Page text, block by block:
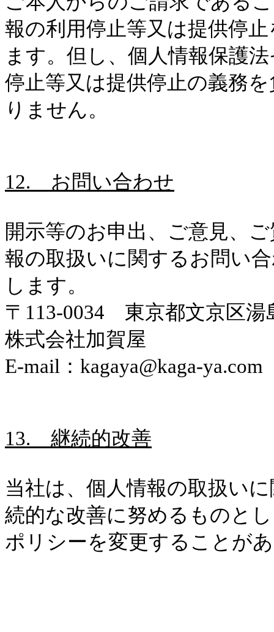
報の利用停止等又は提供停
ます。但し、個人情報保護
停止等又は提供停止の義務
りません。
12. お問い合わせ
開示等のお申出、ご意見、
報の取扱いに関するお問い
します。
〒 113-0034 東京都文京区湯
株式会社加賀屋
E-mail ： kagaya@kaga-ya.com
13. 継続的改善
当社は、個人情報の取扱い
続的な改善に努めるものと
ポリシーを変更することが